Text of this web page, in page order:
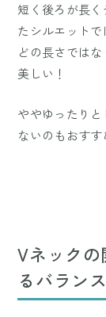
短く後ろが長
たシルエット
どの長さでは
美しい！
ややゆったり
ないのもおすす
Vネック
るバランス